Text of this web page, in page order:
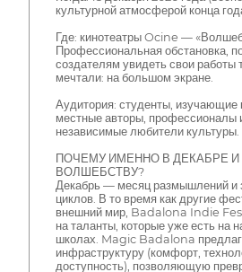
культурной атмосферой конца
Где: кинотеатры Ocine —
Профессиональная обстановка,
создателям увидеть свои работы
мечтали: на большом экране.
Аудитория: студенты, изучающие
местные авторы, профессионалы
независимые любители культуры.
ПОЧЕМУ ИМЕННО В ДЕКАБРЕ И
ВОЛШЕБСТВУ?
Декабрь — месяц размышлений и
циклов. В то время как другие
внешний мир, Badalona Indie
на таланты, которые уже есть на
школах. Magic Badalona
инфраструктуру (комфорт,
доступность), позволяющую